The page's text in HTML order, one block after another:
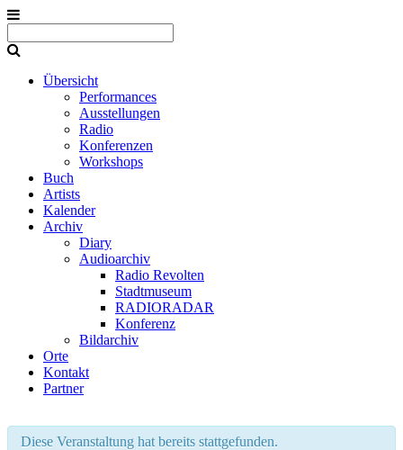
Übersicht
Performances
Ausstellungen
Radio
Konferenzen
Workshops
Buch
Artists
Kalender
Archiv
Diary
Audioarchiv
Radio Revolten
Stadtmuseum
RADIORADAR
Konferenz
Bildarchiv
Orte
Kontakt
Partner
Diese Veranstaltung hat bereits stattgefunden.